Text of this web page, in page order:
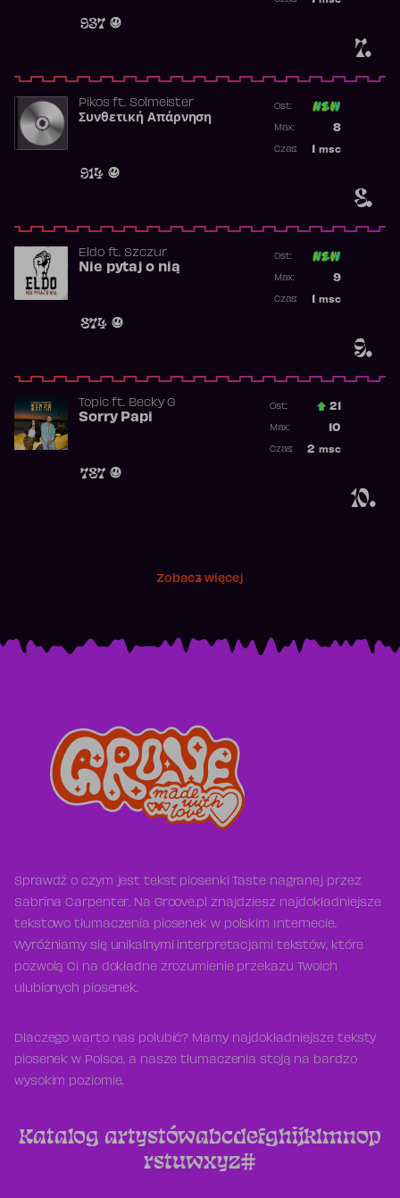
7.
937
8.
Pikosft. Solmeister
Συνθετική Απάρνηση
914
Ost:
8
Max:
msc
Czas:
9.
Eldoft. Szczur
Nie pytaj o nią
874
Ost:
9
Max:
msc
Czas:
10.
Topicft. Becky G
Sorry Papi
787
Ost.: 21
10
Max:
2 msc
Czas:
Zobacz więcej
Sprawdź o czym jest tekst piosenki Taste nagranej przez
Sabrina Carpenter. Na Groove.pl znajdziesz najdokładniejsze
tekstowo tłumaczenia piosenek w polskim Internecie.
Wyróżniamy się unikalnymi interpretacjami tekstów, które
pozwolą Ci na dokładne zrozumienie przekazu Twoich
ulubionych piosenek.
Dlaczego warto nas polubić? Mamy najdokładniejsze teksty
piosenek w Polsce, a nasze tłumaczenia stoją na bardzo
wysokim poziomie.
Katalog artystówabcdefghijklmnop
rstuwxyz#